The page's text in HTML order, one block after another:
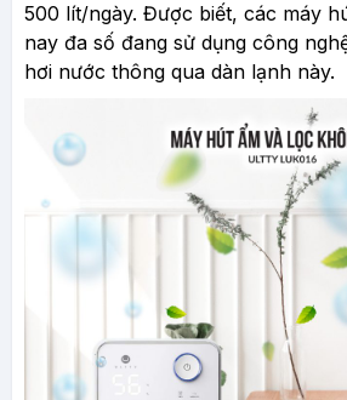
500 lít/ngày. Được biết, các máy
nay đa số đang sử dụng công
hơi nước thông qua dàn lạnh này.